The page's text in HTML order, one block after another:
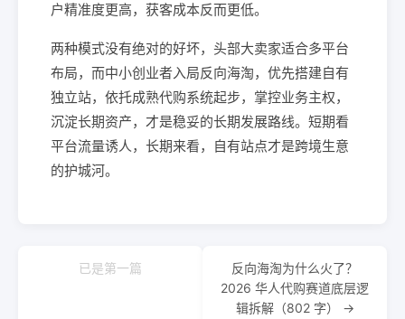
户精准度更高，获客成本反而更低。
两种模式没有绝对的好坏，头部大卖家适合多平台
布局，而中小创业者入局反向海淘，优先搭建自有
独立站，依托成熟代购系统起步，掌控业务主权，
沉淀长期资产，才是稳妥的长期发展路线。短期看
平台流量诱人，长期来看，自有站点才是跨境生意
的护城河。
已是第一篇
反向海淘为什么火了？
2026 华人代购赛道底层逻
辑拆解（802 字） →